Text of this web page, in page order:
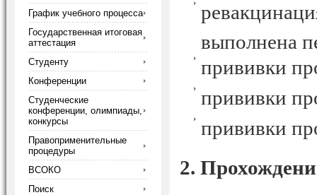
выполнена
прививки
прививки
прививки
2.
График учебного процесса
Государственная итоговая
аттестация
Студенту
Конференции
Студенческие
конференции, олимпиады,
конкурсы
Правоприменительные
процедуры
ВСОКО
Поиск